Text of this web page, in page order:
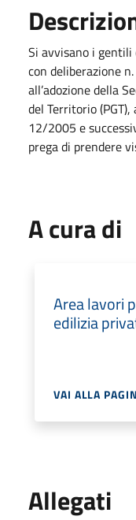
Si avvisano i
con deliberazione
all’adozione della
del Territorio (PGT),
12/2005 e
prega di prendere
A cura di
Area lavori
edilizia
VAI ALLA
Allegati